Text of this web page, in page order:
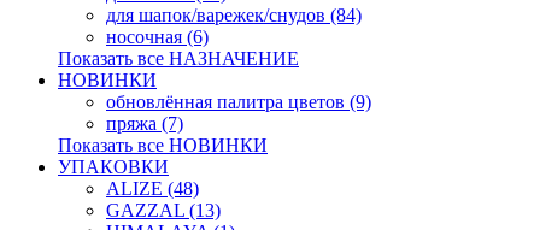
для шапок/варежек/снудов (84)
носочная (6)
Показать все НАЗНАЧЕНИЕ
НОВИНКИ
обновлённая палитра цветов (9)
пряжа (7)
Показать все НОВИНКИ
УПАКОВКИ
ALIZE (48)
GAZZAL (13)